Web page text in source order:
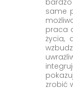
same
praca
życia,
zrobić